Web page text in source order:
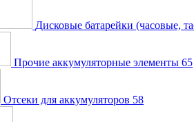
Дисковые батарейки (часовые,
Прочие аккумуляторные элементы 65
Отсеки для аккумуляторов 58